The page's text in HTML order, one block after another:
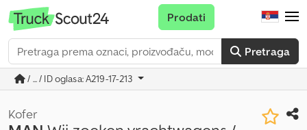
Pretraga
Prodati
/ ... / ID oglasa: A219-17-213
Kofer